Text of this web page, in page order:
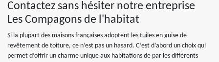
Contactez sans hésiter notre entreprise
Les Compagons de l'habitat
Si la plupart des maisons françaises adoptent les tuiles en guise de
revêtement de toiture, ce n’est pas un hasard. C’est d’abord un choix qui
permet d’offrir un charme unique aux habitations de par les différents